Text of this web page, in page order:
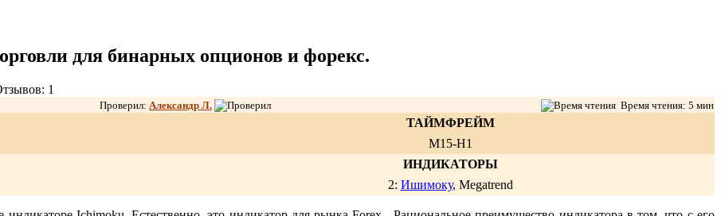
для бинарных опционов и форекс.
1
Проверил: Александр Л. Время чтения: 5 мин
ТАЙМФРЕЙМ
M15-H1
ИНДИКАТОРЫ
2: Ишимоку, Megatrend